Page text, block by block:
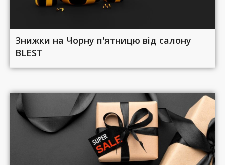
Знижки на Чорну п'ятницю від салону
BLEST